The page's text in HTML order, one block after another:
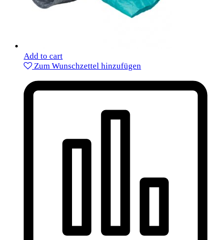
Add to cart
Zum Wunschzettel hinzufügen